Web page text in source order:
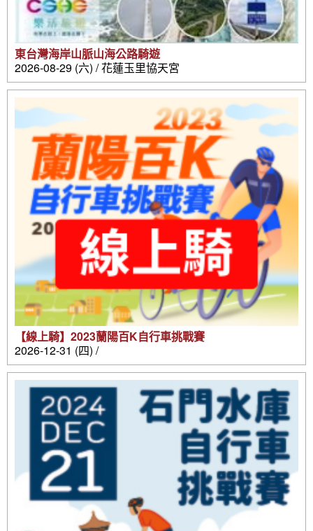
東台灣海岸山脈山海公路騎遊
2026-08-29 (六) / 花蓮玉里協天宮
【線上騎】2023蘭陽百K自行車挑戰賽
2026-12-31 (四) /